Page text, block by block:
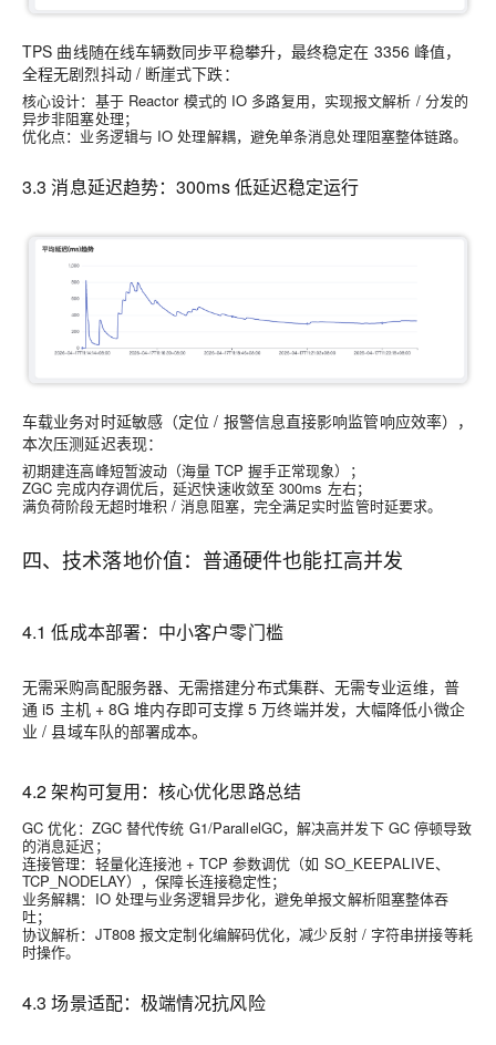
TPS 曲线随在线车辆数同步平稳攀升，最终稳定在 3356 峰值，
全程无剧烈抖动 / 断崖式下跌：
核心设计：基于 Reactor 模式的 IO 多路复用，实现报文解析 / 分发的
异步非阻塞处理；
优化点：业务逻辑与 IO 处理解耦，避免单条消息处理阻塞整体链路。
3.3 消息延迟趋势：300ms 低延迟稳定运行
车载业务对时延敏感（定位 / 报警信息直接影响监管响应效率），
本次压测延迟表现：
初期建连高峰短暂波动（海量 TCP 握手正常现象）；
ZGC 完成内存调优后，延迟快速收敛至 300ms 左右；
满负荷阶段无超时堆积 / 消息阻塞，完全满足实时监管时延要求。
四、技术落地价值：普通硬件也能扛高并发
4.1 低成本部署：中小客户零门槛
无需采购高配服务器、无需搭建分布式集群、无需专业运维，普
通 i5 主机 + 8G 堆内存即可支撑 5 万终端并发，大幅降低小微企
业 / 县域车队的部署成本。
4.2 架构可复用：核心优化思路总结
GC 优化：ZGC 替代传统 G1/ParallelGC，解决高并发下 GC 停顿导致
的消息延迟；
连接管理：轻量化连接池 + TCP 参数调优（如 SO_KEEPALIVE、
TCP_NODELAY），保障长连接稳定性；
业务解耦：IO 处理与业务逻辑异步化，避免单报文解析阻塞整体吞
吐；
协议解析：JT808 报文定制化编解码优化，减少反射 / 字符串拼接等耗
时操作。
4.3 场景适配：极端情况抗风险